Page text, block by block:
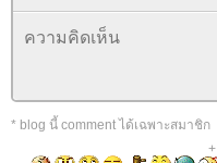
* blog นี้ comment ได้เฉพาะสมาชิก
+